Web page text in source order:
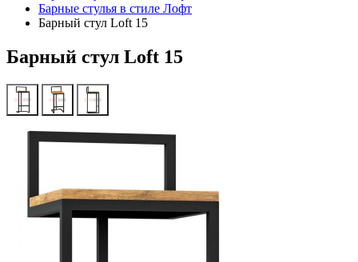
Барные стулья в стиле Лофт
Барный стул Loft 15
Барный стул Loft 15